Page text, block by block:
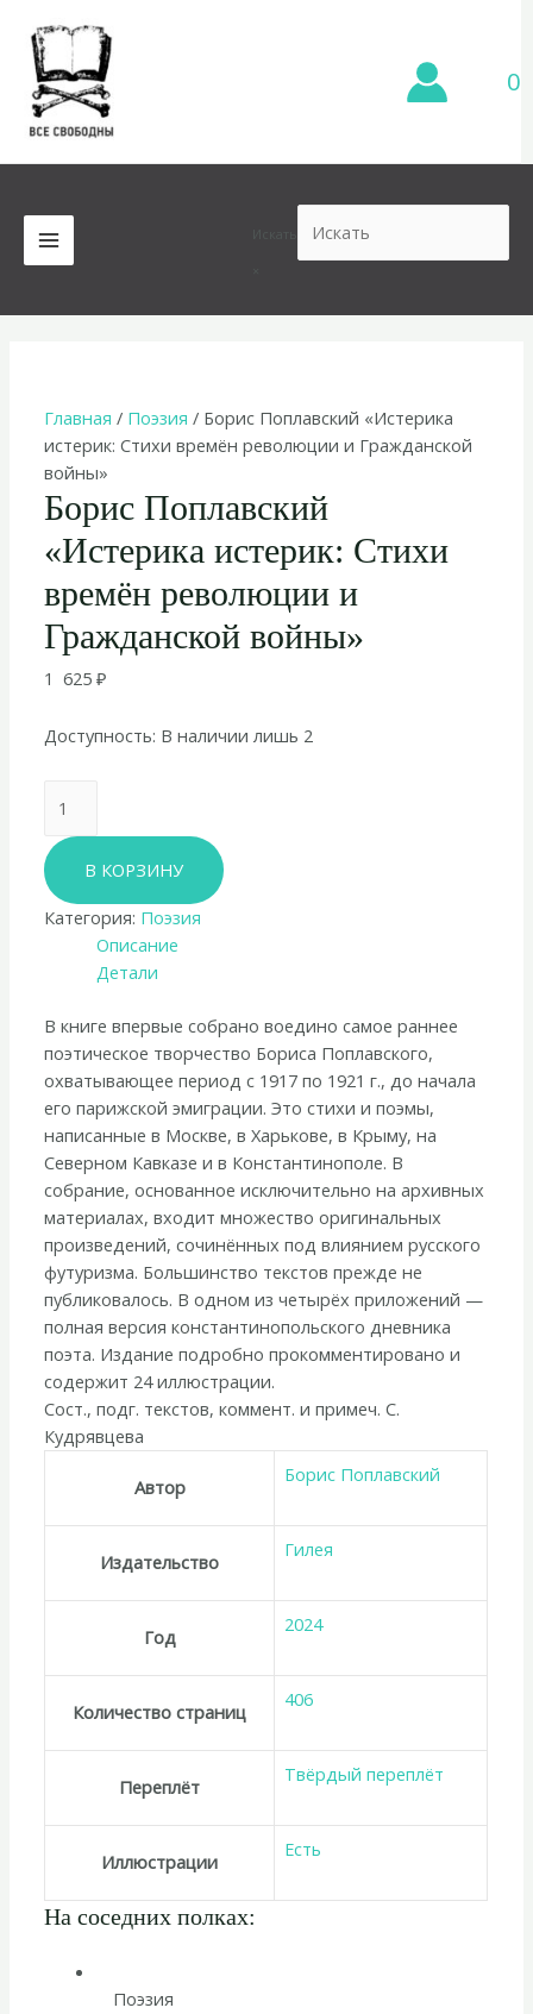
содержимому
0
MAIN
MENU
Главная / Поэзия / Борис Поплавский «Истерика
истерик: Стихи времён революции и Гражданской
войны»
Борис Поплавский
«Истерика истерик: Стихи
времён революции и
Гражданской войны»
1 625₽
Доступность: В наличии лишь 2
товара
Борис
Поплавский
«Истерика
истерик:
времён
и
Гражданской
войны»
В КОРЗИНУ
Категория: Поэзия
Описание
Детали
В книге впервые собрано воедино самое раннее
поэтическое творчество Бориса Поплавского,
охватывающее период с 1917 по 1921 г., до начала
его парижской эмиграции. Это стихи и поэмы,
написанные в Москве, в Харькове, в Крыму, на
Северном Кавказе и в Константинополе. В
собрание, основанное исключительно на архивных
материалах, входит множество оригинальных
произведений, сочинённых под влиянием русского
футуризма. Большинство текстов прежде не
публиковалось. В одном из четырёх приложений —
полная версия константинопольского дневника
поэта. Издание подробно прокомментировано и
содержит 24 иллюстрации.
Сост., подг. текстов, коммент. и примеч. С.
Кудрявцева
Автор
Борис Поплавский
Издательство
Гилея
Год
2024
Количество страниц
406
Переплёт
Твёрдый переплёт
Иллюстрации
Есть
На соседних полках:
Поэзия